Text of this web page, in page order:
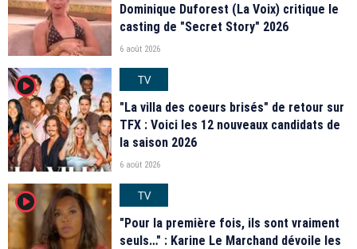
Dominique Duforest (La Voix) critique le
casting de "Secret Story" 2026
6 août 2026
player2
TV
"La villa des coeurs brisés" de retour sur
TFX : Voici les 12 nouveaux candidats de
la saison 2026
6 août 2026
player2
TV
"Pour la première fois, ils sont vraiment
seuls…" : Karine Le Marchand dévoile les